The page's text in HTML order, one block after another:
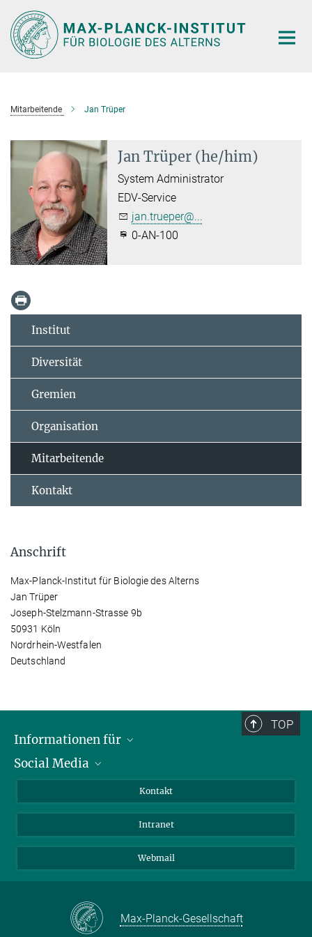
Hauptinhalt
Mitarbeitende Jan Trüper
Jan Trüper (he/him)
System Administrator
EDV-Service
jan.trueper@...
0-AN-100
Institut
Diversität
Gremien
Organisation
Mitarbeitende
Kontakt
Anschrift
Max-Planck-Institut für Biologie des Alterns
Jan Trüper
Joseph-Stelzmann-Strasse 9b
50931 Köln
Nordrhein-Westfalen
Deutschland
TOP
Informationen für
Bewerbende
Social Media
YouTube
Kontakt
Intranet
Webmail
Max-Planck-Gesellschaft